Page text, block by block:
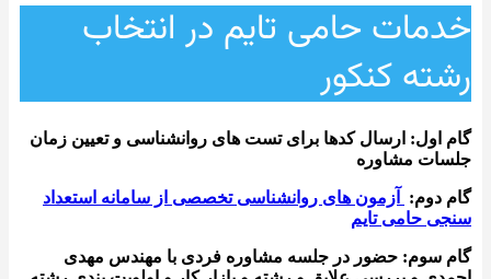
خدمات حامی تایم در انتخاب
رشته کنکور
گام اول: ارسال کدها برای تست های روانشناسی و تعیین زمان
جلسات مشاوره
گام دوم:
آزمون های روانشناسی تخصصی از سامانه استعداد
سنجی حامی تایم
گام سوم: حضور در جلسه مشاوره فردی با مهندس مهدی